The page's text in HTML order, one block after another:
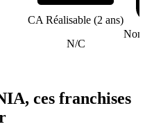
CA Réalisable (2 ans)
N/C
ces franchises